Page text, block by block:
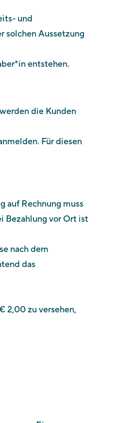
und
solchen Aussetzung
entstehen.
die Kunden
Für diesen
auf Rechnung muss
Bezahlung vor Ort ist
nach dem
das
2,00 zu versehen,